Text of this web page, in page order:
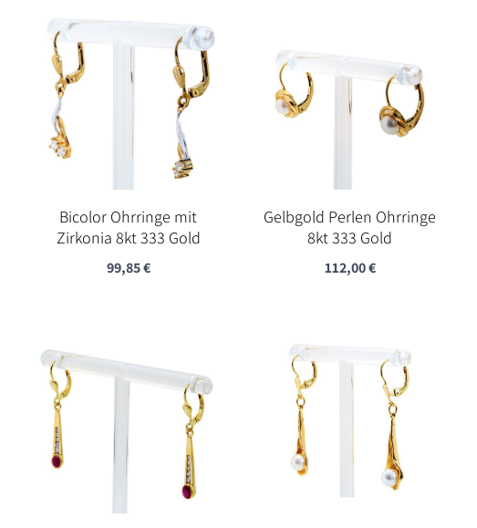
Bicolor Ohrringe mit
Zirkonia 8kt 333 Gold
99,85€
Gelbgold Perlen Ohrringe
8kt 333 Gold
112,00€